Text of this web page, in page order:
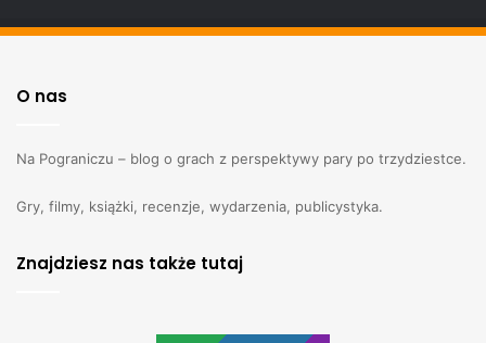
O nas
Na Pograniczu – blog o grach z perspektywy pary po trzydziestce.
Gry, filmy, książki, recenzje, wydarzenia, publicystyka.
Znajdziesz nas także tutaj